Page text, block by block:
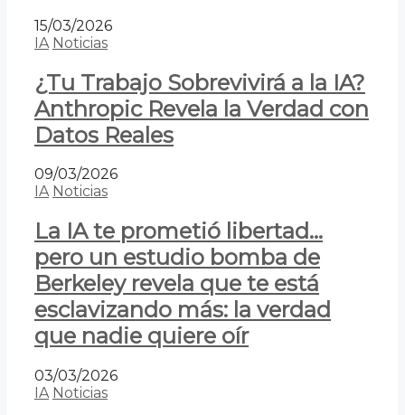
15/03/2026
IA Noticias
¿Tu Trabajo Sobrevivirá a la IA?
Anthropic Revela la Verdad con
Datos Reales
09/03/2026
IA Noticias
La IA te prometió libertad…
pero un estudio bomba de
Berkeley revela que te está
esclavizando más: la verdad
que nadie quiere oír
03/03/2026
IA Noticias